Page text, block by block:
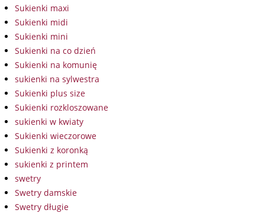
Sukienki maxi
Sukienki midi
Sukienki mini
Sukienki na co dzień
Sukienki na komunię
sukienki na sylwestra
Sukienki plus size
Sukienki rozkloszowane
sukienki w kwiaty
Sukienki wieczorowe
Sukienki z koronką
sukienki z printem
swetry
Swetry damskie
Swetry długie